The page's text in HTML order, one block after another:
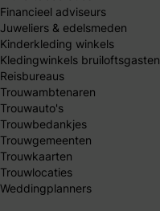
Financieel adviseurs
Juweliers & edelsmeden
Kinderkleding winkels
Kledingwinkels bruiloftsgasten
Reisbureaus
Trouwambtenaren
Trouwauto's
Trouwbedankjes
Trouwgemeenten
Trouwkaarten
Trouwlocaties
Weddingplanners